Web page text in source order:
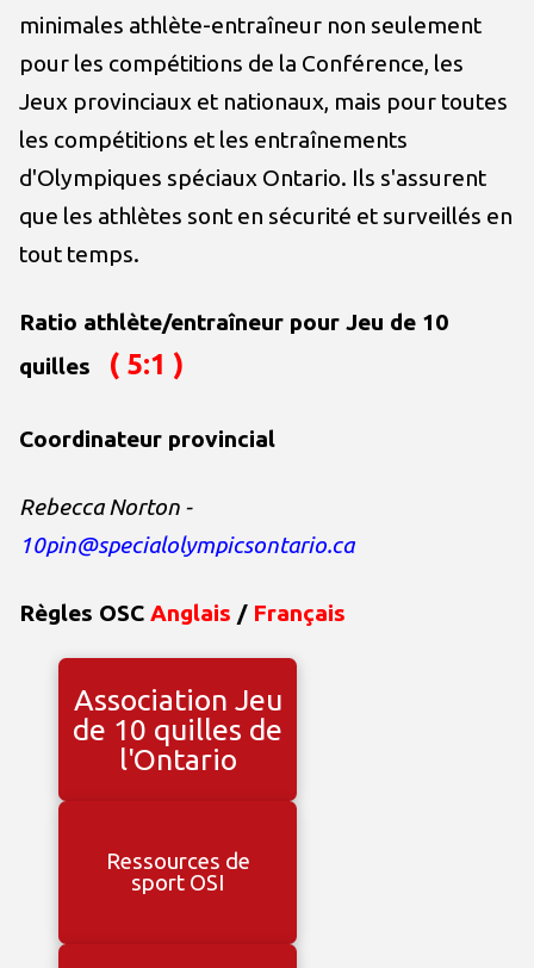
minimales athlète-entraîneur non seulement
pour les compétitions de la Conférence, les
Jeux provinciaux et nationaux, mais pour toutes
les compétitions et les entraînements
d'Olympiques spéciaux Ontario. Ils s'assurent
que les athlètes sont en sécurité et surveillés en
tout temps.
Ratio athlète/entraîneur pour Jeu de 10
quilles
( 5:1 )
Coordinateur provincial
Rebecca Norton -
10pin@specialolympicsontario.ca
Règles OSC Anglais / Français
Association Jeu
de 10 quilles de
l'Ontario
Ressources de
sport OSI